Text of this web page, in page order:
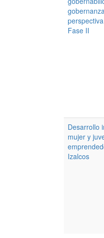
Fase II
Desarrollo
mujer y
Izalcos